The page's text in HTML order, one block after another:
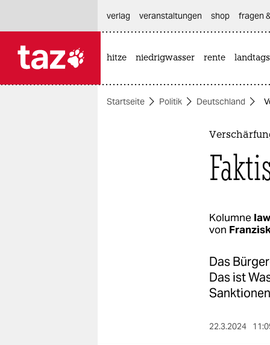
themen
verlag
veranstaltungen shop fragen
hitze niedrigwasser rente
Startseite Politik Deutschland
Kolumne
von
Das
Das ist
22.3.2024